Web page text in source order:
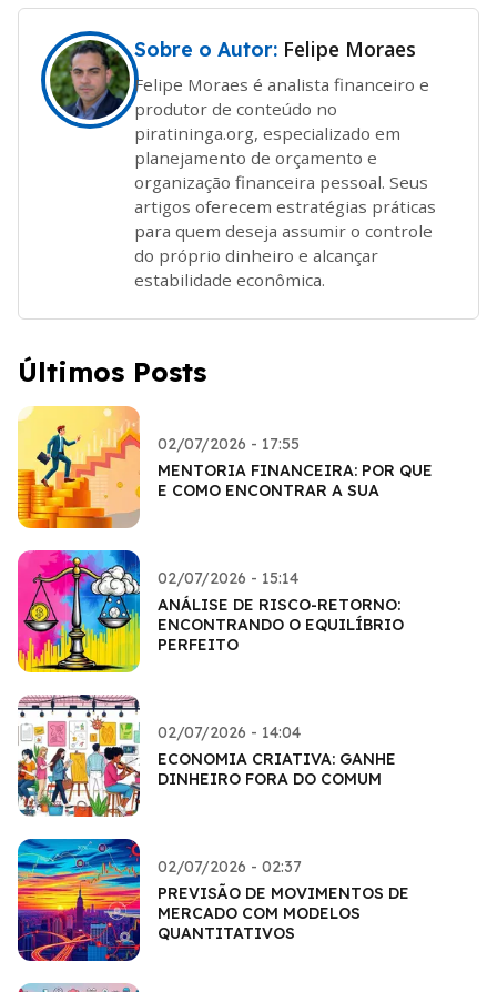
Sobre o Autor: Felipe Moraes
Felipe Moraes é analista financeiro e
produtor de conteúdo no
piratininga.org, especializado em
planejamento de orçamento e
organização financeira pessoal. Seus
artigos oferecem estratégias práticas
para quem deseja assumir o controle
do próprio dinheiro e alcançar
estabilidade econômica.
Últimos Posts
02/07/2026 - 17:55
MENTORIA FINANCEIRA: POR QUE
E COMO ENCONTRAR A SUA
02/07/2026 - 15:14
ANÁLISE DE RISCO-RETORNO:
ENCONTRANDO O EQUILÍBRIO
PERFEITO
02/07/2026 - 14:04
ECONOMIA CRIATIVA: GANHE
DINHEIRO FORA DO COMUM
02/07/2026 - 02:37
PREVISÃO DE MOVIMENTOS DE
MERCADO COM MODELOS
QUANTITATIVOS